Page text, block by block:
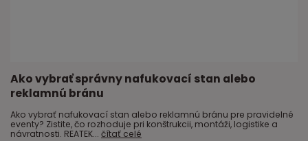
Ako vybrať správny nafukovací stan alebo
reklamnú bránu
Ako vybrať nafukovací stan alebo reklamnú bránu pre pravidelné
eventy? Zistite, čo rozhoduje pri konštrukcii, montáži, logistike a
návratnosti. REATEK... čítať celé